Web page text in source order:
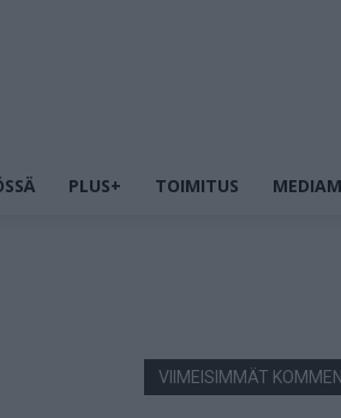
PLUS+ TOIMITUS
VIIMEISIMMÄT